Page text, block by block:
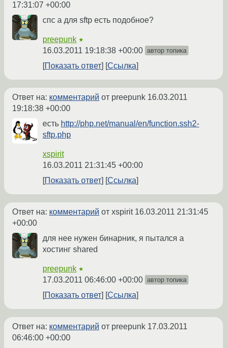
17:31:07 +00:00
спс а для sftp есть подобное?
preepunk ★
16.03.2011 19:18:38 +00:00 автор топика
Показать ответ Ссылка
Ответ на: комментарий от preepunk 16.03.2011
19:18:38 +00:00
есть http://php.net/manual/en/function.ssh2-
sftp.php
xspirit
16.03.2011 21:31:45 +00:00
Показать ответ
Ссылка
Ответ на: комментарий от xspirit 16.03.2011 21:31:45
+00:00
для нее нужен бинарник, я пытался а
хостинг shared
preepunk ★
17.03.2011 06:46:00 +00:00 автор топика
Показать ответ Ссылка
Ответ на: комментарий от preepunk 17.03.2011
06:46:00 +00:00